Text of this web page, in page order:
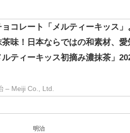
コレート「メルティーキッス
茶味！日本ならではの和素材、
ティーキッス初摘み濃抹茶」
– Meiji Co., Ltd.
明治